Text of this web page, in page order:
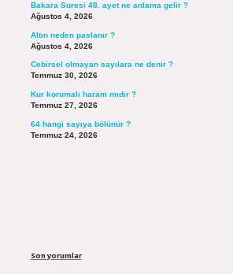
Bakara Suresi 48. ayet ne anlama gelir ?
Ağustos 4, 2026
Altın neden paslanır ?
Ağustos 4, 2026
Cebirsel olmayan sayılara ne denir ?
Temmuz 30, 2026
Kur korumalı haram mıdır ?
Temmuz 27, 2026
64 hangi sayıya bölünür ?
Temmuz 24, 2026
Son yorumlar